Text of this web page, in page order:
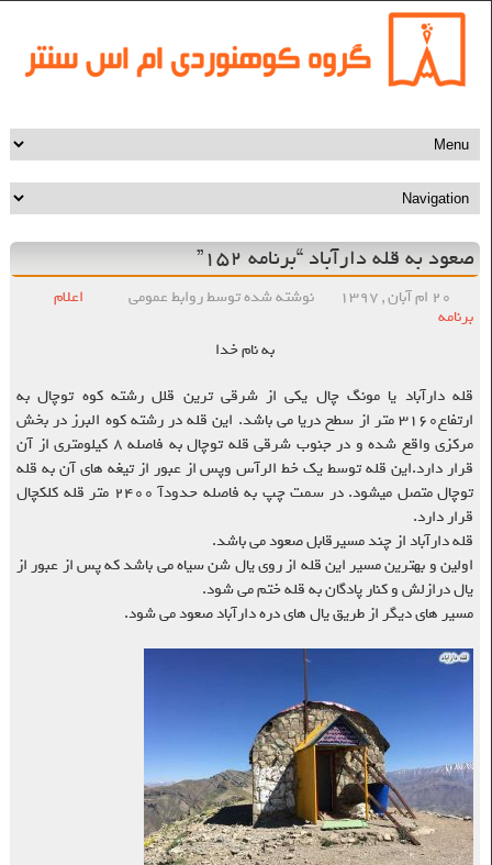
صعود به قله دارآباد “برنامه ۱۵۲”
۲۰ ام آبان , ۱۳۹۷ نوشته شده توسط روابط عمومی اعلام
برنامه
به نام خدا
قله دارآباد یا مونگ چال یکی از شرقی ترین قلل رشته کوه توچال به
ارتفاع۳۱۶۰ متر از سطح دریا می باشد. این قله در رشته کوه البرز در بخش
مرکزی واقع شده و در جنوب شرقی قله توچال به فاصله ۸ کیلومتری از آن
قرار دارد.این قله توسط یک خط الرآس وپس از عبور از تیغه های آن به قله
توچال متصل میشود. در سمت چپ به فاصله حدودآ ۲۴۰۰ متر قله کلکچال
قرار دارد.
قله دارآباد از چند مسیرقابل صعود می باشد.
اولین و بهترین مسیر این قله از روی یال شن سیاه می باشد که پس از عبور از
یال درازلش و کنار پادگان به قله ختم می شود.
مسیر های دیگر از طریق یال های دره دارآباد صعود می شود.